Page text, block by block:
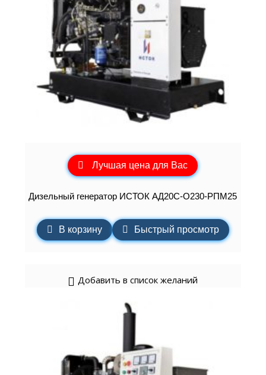
Лучшая цена для Вас
Дизельный генератор ИСТОК АД20С-О230-РПМ25
В корзину Быстрый просмотр
Добавить в список желаний